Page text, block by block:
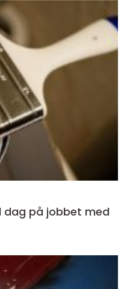
dag på jobbet med